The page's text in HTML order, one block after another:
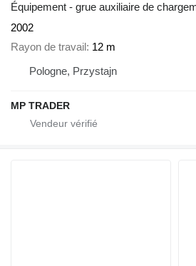
Équipement - grue auxiliaire de
2002
Rayon de travail 12 m
Pologne, Przystajn
MP TRADER